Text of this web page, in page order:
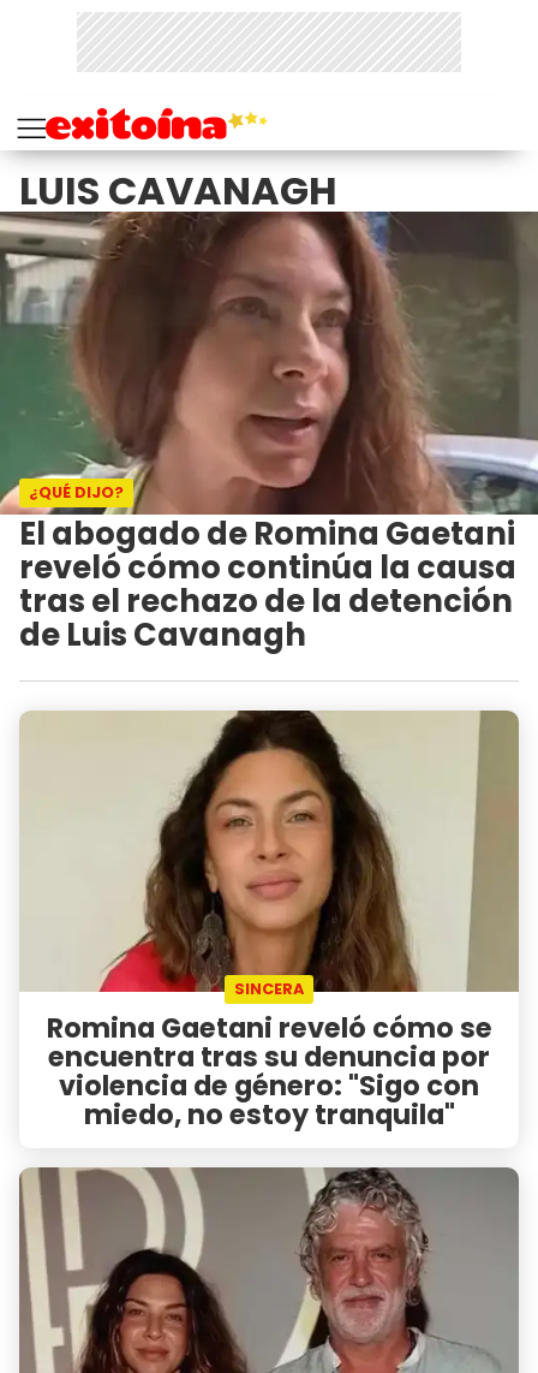
LUIS CAVANAGH
¿QUÉ DIJO?
El abogado de Romina Gaetani
reveló cómo continúa la causa
tras el rechazo de la detención
de Luis Cavanagh
SINCERA
Romina Gaetani reveló cómo se
encuentra tras su denuncia por
violencia de género: "Sigo con
miedo, no estoy tranquila"